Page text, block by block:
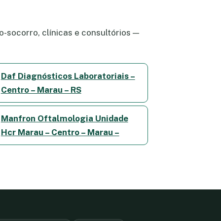
socorro, clínicas e consultórios —
Daf Diagnósticos Laboratoriais –
Centro – Marau – RS
Manfron Oftalmologia Unidade
Hcr Marau – Centro – Marau –